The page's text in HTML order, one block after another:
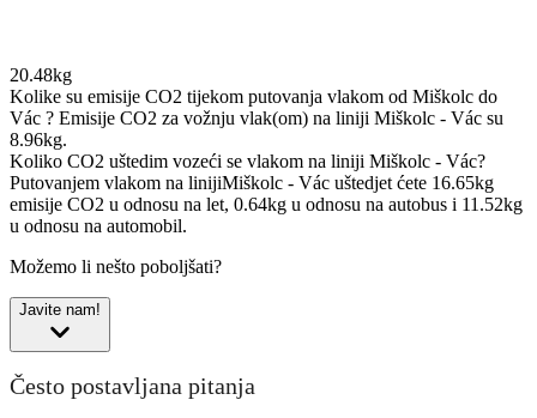
20.48kg
Kolike su emisije CO2 tijekom putovanja vlakom od Miškolc do
Vác ? Emisije CO2 za vožnju vlak(om) na liniji Miškolc - Vác su
8.96kg.
Koliko CO2 uštedim vozeći se vlakom na liniji Miškolc - Vác?
Putovanjem vlakom na linijiMiškolc - Vác uštedjet ćete 16.65kg
emisije CO2 u odnosu na let, 0.64kg u odnosu na autobus i 11.52kg
u odnosu na automobil.
Možemo li nešto poboljšati?
Javite nam!
Često postavljana pitanja